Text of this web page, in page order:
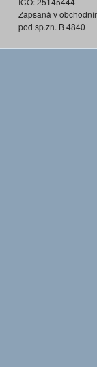
Zapsaná v
pod sp.zn. B 4840